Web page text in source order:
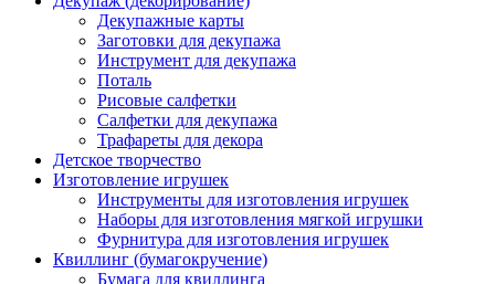
Декупажные карты
Заготовки для декупажа
Инструмент для декупажа
Поталь
Рисовые салфетки
Салфетки для декупажа
Трафареты для декора
Детское творчество
Изготовление игрушек
Инструменты для изготовления игрушек
Наборы для изготовления мягкой игрушки
Фурнитура для изготовления игрушек
Квиллинг (бумагокручение)
Бумага для квиллинга